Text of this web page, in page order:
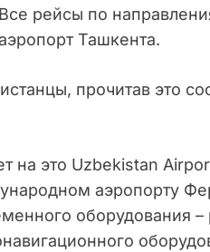
Все рейсы по
Ташкента.
прочитав это
на это Uzbekistan
аэропорту
оборудования